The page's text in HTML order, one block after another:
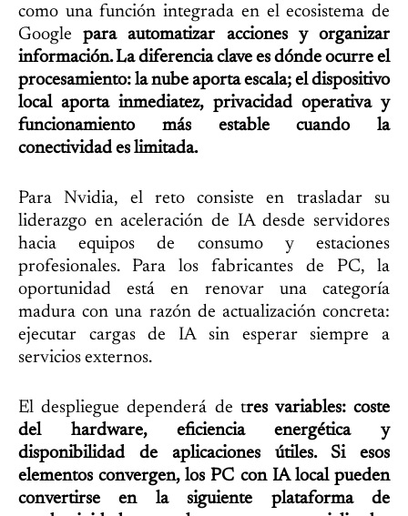
como una función integrada en el ecosistema de
Googlepara automatizar acciones y organizar
información. La diferencia clave es dónde ocurre el
procesamiento: la nube aporta escala; el dispositivo
local aporta inmediatez, privacidad operativa y
funcionamiento más estable cuando la
conectividad es limitada.
Para Nvidia, el reto consiste en trasladar su
liderazgo en aceleración de IA desde servidores
hacia equipos de consumo y estaciones
profesionales. Para los fabricantes de PC, la
oportunidad está en renovar una categoría
madura con una razón de actualización concreta:
ejecutar cargas de IA sin esperar siempre a
servicios externos.
El despliegue dependerá de tres variables: coste
del hardware, eficiencia energética y
disponibilidad de aplicaciones útiles. Si esos
elementos convergen, los PC con IA local pueden
convertirse en la siguiente plataforma de